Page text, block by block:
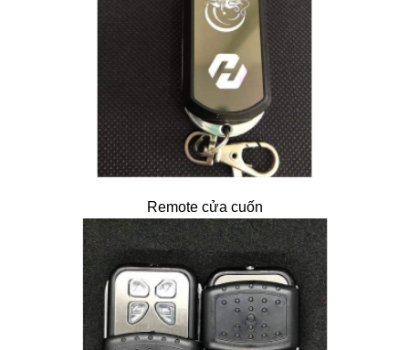
Remote cửa cuốn